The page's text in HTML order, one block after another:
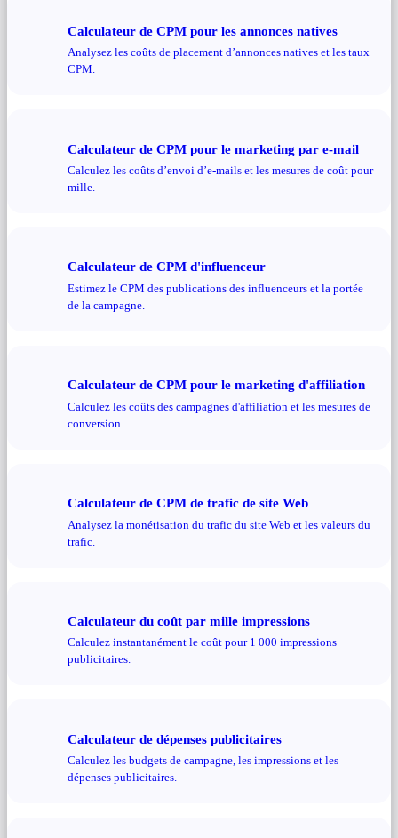
Calculateur de CPM pour les annonces natives
Analysez les coûts de placement d’annonces natives et les taux
CPM.
Calculateur de CPM pour le marketing par e-mail
Calculez les coûts d’envoi d’e-mails et les mesures de coût pour
mille.
Calculateur de CPM d'influenceur
Estimez le CPM des publications des influenceurs et la portée
de la campagne.
Calculateur de CPM pour le marketing d'affiliation
Calculez les coûts des campagnes d'affiliation et les mesures de
conversion.
Calculateur de CPM de trafic de site Web
Analysez la monétisation du trafic du site Web et les valeurs du
trafic.
Calculateur du coût par mille impressions
Calculez instantanément le coût pour 1 000 impressions
publicitaires.
Calculateur de dépenses publicitaires
Calculez les budgets de campagne, les impressions et les
dépenses publicitaires.